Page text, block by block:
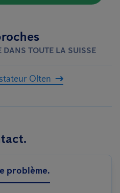
DANS TOUTE LA SUISSE
Olten
problème.